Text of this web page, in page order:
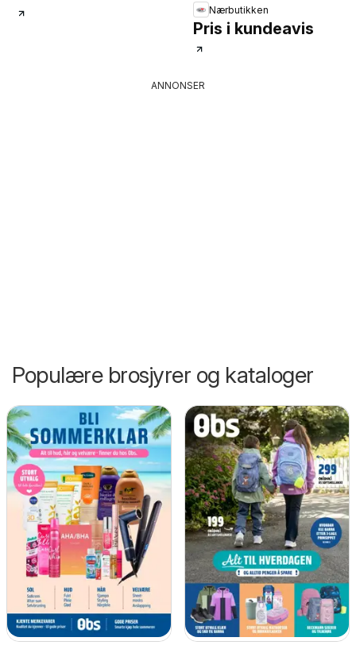
Nærbutikken
Pris i kundeavis
ANNONSER
Populære brosjyrer og kataloger